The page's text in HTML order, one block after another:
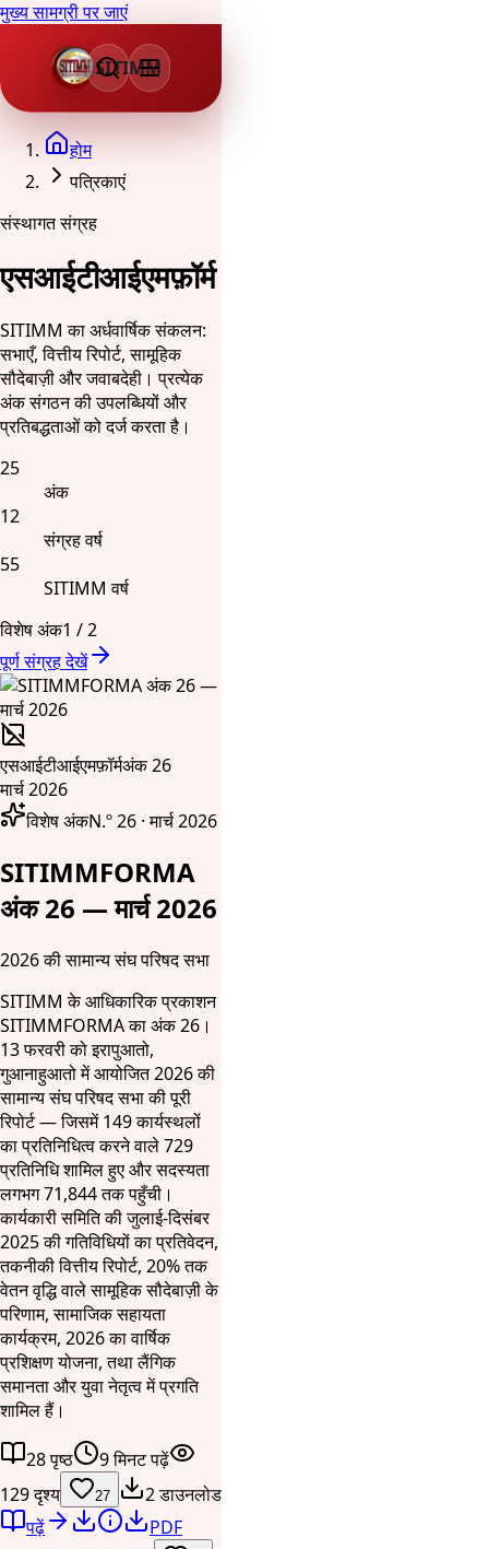
मुख्य सामग्री पर जाएं
SITIMM
होम
पत्रिकाएं
संस्थागत संग्रह
एसआईटीआईएमफ़ॉर्म
SITIMM का अर्धवार्षिक संकलन:
सभाएँ, वित्तीय रिपोर्ट, सामूहिक
सौदेबाज़ी और जवाबदेही। प्रत्येक
अंक संगठन की उपलब्धियों और
प्रतिबद्धताओं को दर्ज करता है।
25
अंक
12
संग्रह वर्ष
55
SITIMM वर्ष
विशेष अंक1 /2
पूर्ण संग्रह देखें
एसआईटीआईएमफ़ॉर्मअंक 26
मार्च 2026
विशेष अंकN.º 26 · मार्च 2026
SITIMMFORMA
अंक 26 — मार्च 2026
2026 की सामान्य संघ परिषद सभा
SITIMM के आधिकारिक प्रकाशन
SITIMMFORMA का अंक 26।
13 फरवरी को इरापुआतो,
गुआनाहुआतो में आयोजित 2026 की
सामान्य संघ परिषद सभा की पूरी
रिपोर्ट — जिसमें 149 कार्यस्थलों
का प्रतिनिधित्व करने वाले 729
प्रतिनिधि शामिल हुए और सदस्यता
लगभग 71,844 तक पहुँची।
कार्यकारी समिति की जुलाई-दिसंबर
2025 की गतिविधियों का प्रतिवेदन,
तकनीकी वित्तीय रिपोर्ट, 20% तक
वेतन वृद्धि वाले सामूहिक सौदेबाज़ी के
परिणाम, सामाजिक सहायता
कार्यक्रम, 2026 का वार्षिक
प्रशिक्षण योजना, तथा लैंगिक
समानता और युवा नेतृत्व में प्रगति
शामिल हैं।
28 पृष्ठ
9 मिनट पढ़ें
129 दृश्य
27
2 डाउनलोड
पढ़ें
PDF